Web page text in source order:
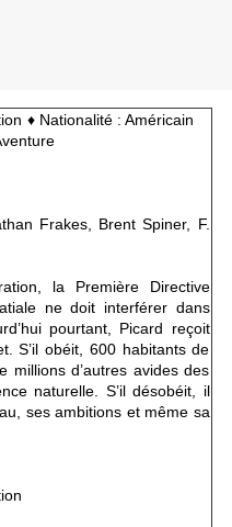
♦ Nationalité : Américain
Frakes, Brent Spiner, F.
la Première Directive
ne doit interférer dans
pourtant, Picard reçoit
S’il obéit, 600 habitants de
millions d’autres avides des
naturelle. S’il désobéit, il
ses ambitions et même sa